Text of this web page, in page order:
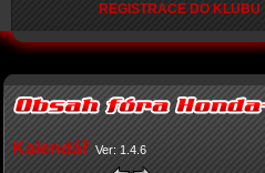
REGISTRACE DO KLUBU
Kalendář Ver: 1.4.6